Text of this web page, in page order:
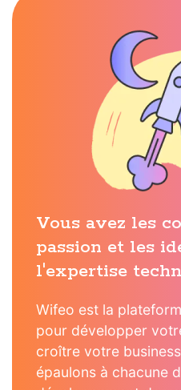
Vous avez les
passion et les
l'expertise
Wifeo est la
pour développer
croître votre
épaulons à chacune